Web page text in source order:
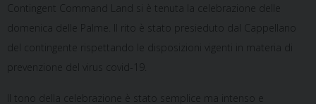
Contingent Command Land si è tenuta la celebrazione delle
domenica delle Palme. Il rito è stato presieduto dal Cappellano
del contingente rispettando le disposizioni vigenti in materia di
prevenzione del virus covid-19.
Il tono della celebrazione è stato semplice ma intenso e